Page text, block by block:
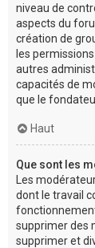
niveau de
aspects du
création de
les
autres
capacités de
que le
Haut
Que sont les
Les
dont le travail
supprimer des
supprimer et